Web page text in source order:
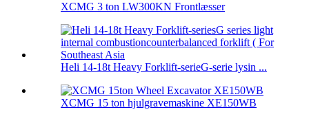
XCMG 3 ton LW300KN Frontlæsser
Heli 14-18t Heavy Forklift-serieG-serie lysin ...
XCMG 15 ton hjulgravemaskine XE150WB